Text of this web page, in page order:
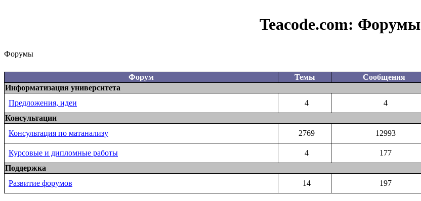
Teacode.com: Форумы
Форумы
Форум
Темы Сообщения
Информатизация университета
Предложения, идеи
4 4
Консультации
Консультация по матанализу
2769 12993
Курсовые и дипломные работы 4 177
Поддержка
Развитие форумов
14 197